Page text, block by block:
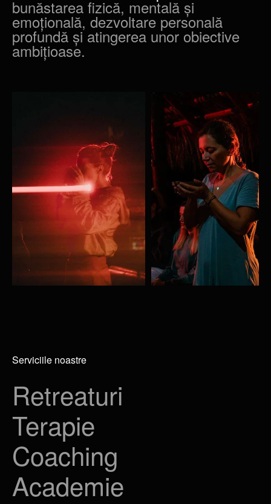
bunăstarea fizică, mentală și
emoțională, dezvoltare personală
profundă și atingerea unor obiective
ambițioase.
Serviciile noastre
Retreaturi
Terapie
Coaching
Academie